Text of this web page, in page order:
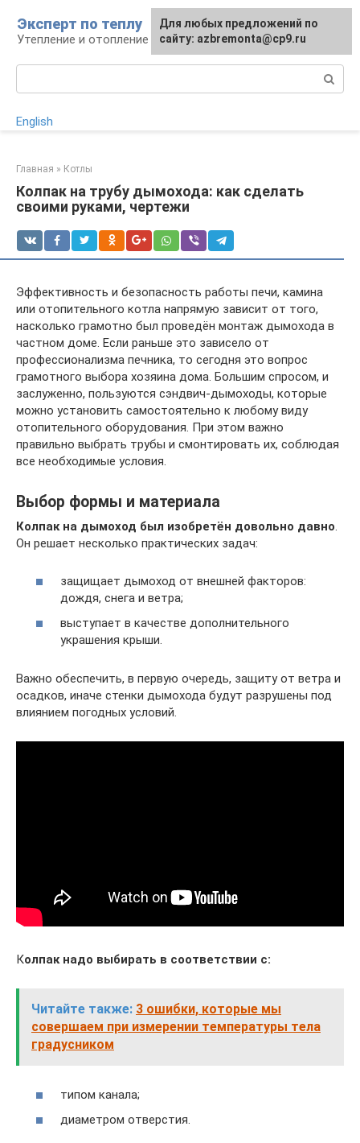
контенту
Эксперт по теплу
Утепление и отопление
English
Главная » Котлы
Колпак на трубу дымохода: как сделать
своими руками, чертежи
Эффективность и безопасность работы печи, камина
или отопительного котла напрямую зависит от того,
насколько грамотно был проведён монтаж дымохода в
частном доме. Если раньше это зависело от
профессионализма печника, то сегодня это вопрос
грамотного выбора хозяина дома. Большим спросом, и
заслуженно, пользуются сэндвич-дымоходы, которые
можно установить самостоятельно к любому виду
отопительного оборудования. При этом важно
правильно выбрать трубы и смонтировать их, соблюдая
все необходимые условия.
Выбор формы и материала
Колпак на дымоход был изобретён довольно давно.
Он решает несколько практических задач:
защищает дымоход от внешней факторов:
дождя, снега и ветра;
выступает в качестве дополнительного
украшения крыши.
Важно обеспечить, в первую очередь, защиту от ветра и
осадков, иначе стенки дымохода будут разрушены под
влиянием погодных условий.
Колпак надо выбирать в соответствии с:
Читайте также: 3 ошибки, которые мы
совершаем при измерении температуры тела
градусником
типом канала;
диаметром отверстия.
Для любых предложений по
сайту: azbremonta@cp9.ru